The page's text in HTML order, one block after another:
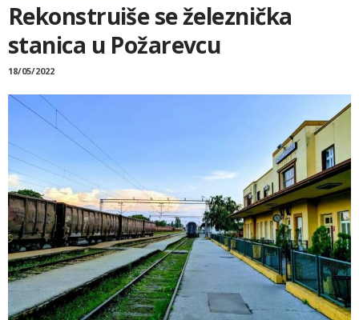
Rekonstruiše se železnička
stanica u Požarevcu
18/05/2022